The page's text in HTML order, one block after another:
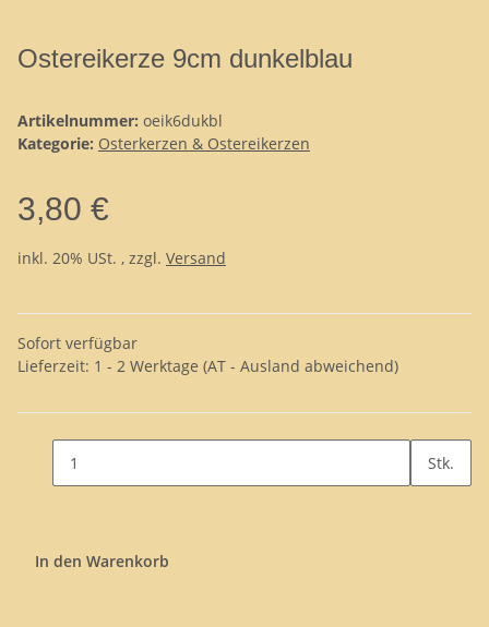
Ostereikerze 9cm dunkelblau
Artikelnummer: oeik6dukbl
Kategorie: Osterkerzen & Ostereikerzen
3,80 €
inkl. 20% USt. , zzgl. Versand
Sofort verfügbar
Lieferzeit: 1 - 2 Werktage (AT - Ausland abweichend)
Stk.
In den Warenkorb